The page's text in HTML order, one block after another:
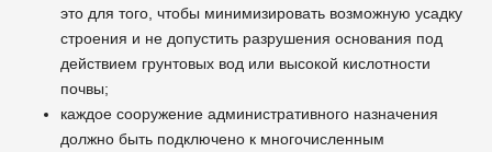
это для того, чтобы минимизировать возможную усадку
строения и не допустить разрушения основания под
действием грунтовых вод или высокой кислотности
почвы;
каждое сооружение административного назначения
должно быть подключено к многочисленным